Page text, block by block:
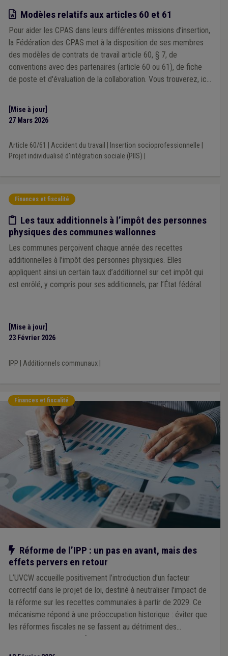
Modèle
Modèles relatifs aux articles 60 et 61
Pour aider les CPAS dans leurs différentes missions d’insertion,
la Fédération des CPAS met à la disposition de ses membres
des modèles de contrats de travail article 60, § 7, de
conventions avec des partenaires (article 60 ou 61), de fiche
de poste et d'évaluation de la collaboration. Vous trouverez, ici,
disposition pour les "Article 60, § 7". Les modèles de
conventions ont été adaptés suite à la réforme de 2025.
[Mise à jour]
27 Mars 2026
Article 60/61 Accident du travail Insertion socioprofessionnelle
Projet individualisé d'intégration sociale (PIIS)
Finances et fiscalité
Etude/chiffres
Les taux additionnels à l’impôt des personnes
physiques des communes wallonnes
Les communes perçoivent chaque année des recettes
additionnelles à l’impôt des personnes physiques. Elles
appliquent ainsi un certain taux d’additionnel sur cet impôt qui
est enrôlé, y compris pour ses additionnels, par l’État fédéral.
[Mise à jour]
23 Février 2026
IPP Additionnels communaux|
Finances et fiscalité
Notre action
Réforme de l’IPP : un pas en avant, mais des
effets pervers en retour
L’UVCW accueille positivement l’introduction d’un facteur
correctif dans le projet de loi, destiné à neutraliser l’impact de
la réforme sur les recettes communales à partir de 2029. Ce
mécanisme répond à une préoccupation historique : éviter que
les réformes fiscales ne se fassent au détriment des
communes, comme ce fut le cas par le passé. Cependant,